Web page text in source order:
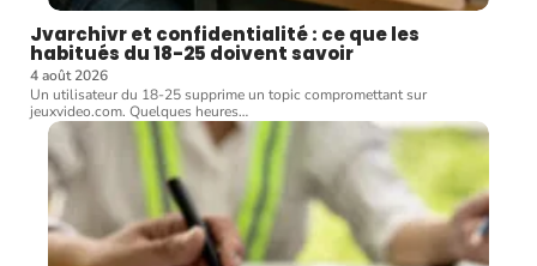
Jvarchivr et confidentialité : ce que les
habitués du 18-25 doivent savoir
4 août 2026
Un utilisateur du 18-25 supprime un topic compromettant sur
jeuxvideo.com. Quelques heures…